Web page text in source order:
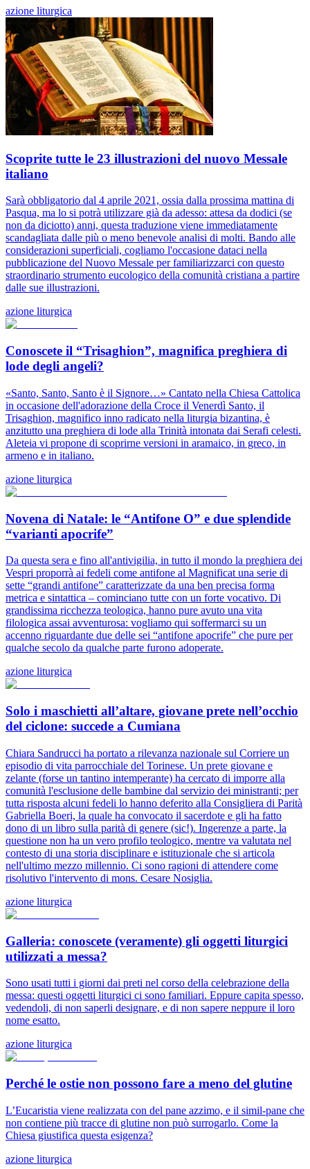
azione liturgica
Scoprite tutte le 23 illustrazioni del nuovo Messale
italiano
Sarà obbligatorio dal 4 aprile 2021, ossia dalla prossima mattina di
Pasqua, ma lo si potrà utilizzare già da adesso: attesa da dodici (se
non da diciotto) anni, questa traduzione viene immediatamente
scandagliata dalle più o meno benevole analisi di molti. Bando alle
considerazioni superficiali, cogliamo l'occasione dataci nella
pubblicazione del Nuovo Messale per familiarizzarci con questo
straordinario strumento eucologico della comunità cristiana a partire
dalle sue illustrazioni.
azione liturgica
Conoscete il “Trisaghion”, magnifica preghiera di
lode degli angeli?
«Santo, Santo, Santo è il Signore…» Cantato nella Chiesa Cattolica
in occasione dell'adorazione della Croce il Venerdì Santo, il
Trisaghion, magnifico inno radicato nella liturgia bizantina, è
anzitutto una preghiera di lode alla Trinità intonata dai Serafi celesti.
Aleteia vi propone di scoprirne versioni in aramaico, in greco, in
armeno e in italiano.
azione liturgica
Novena di Natale: le “Antifone O” e due splendide
“varianti apocrife”
Da questa sera e fino all'antivigilia, in tutto il mondo la preghiera dei
Vespri proporrà ai fedeli come antifone al Magnificat una serie di
sette “grandi antifone” caratterizzate da una ben precisa forma
metrica e sintattica – cominciano tutte con un forte vocativo. Di
grandissima ricchezza teologica, hanno pure avuto una vita
filologica assai avventurosa: vogliamo qui soffermarci su un
accenno riguardante due delle sei “antifone apocrife” che pure per
qualche secolo da qualche parte furono adoperate.
azione liturgica
Solo i maschietti all’altare, giovane prete nell’occhio
del ciclone: succede a Cumiana
Chiara Sandrucci ha portato a rilevanza nazionale sul Corriere un
episodio di vita parrocchiale del Torinese. Un prete giovane e
zelante (forse un tantino intemperante) ha cercato di imporre alla
comunità l'esclusione delle bambine dal servizio dei ministranti; per
tutta risposta alcuni fedeli lo hanno deferito alla Consigliera di Parità
Gabriella Boeri, la quale ha convocato il sacerdote e gli ha fatto
dono di un libro sulla parità di genere (sic!). Ingerenze a parte, la
questione non ha un vero profilo teologico, mentre va valutata nel
contesto di una storia disciplinare e istituzionale che si articola
nell'ultimo mezzo millennio. Ci sono ragioni di attendere come
risolutivo l'intervento di mons. Cesare Nosiglia.
azione liturgica
Galleria: conoscete (veramente) gli oggetti liturgici
utilizzati a messa?
Sono usati tutti i giorni dai preti nel corso della celebrazione della
messa: questi oggetti liturgici ci sono familiari. Eppure capita spesso,
vedendoli, di non saperli designare, e di non sapere neppure il loro
nome esatto.
azione liturgica
Perché le ostie non possono fare a meno del glutine
L’Eucaristia viene realizzata con del pane azzimo, e il simil-pane che
non contiene più tracce di glutine non può surrogarlo. Come la
Chiesa giustifica questa esigenza?
azione liturgica